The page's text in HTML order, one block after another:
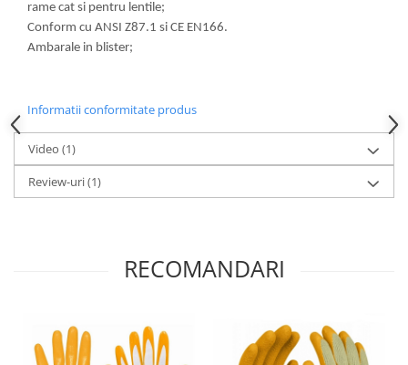
rame cat si pentru lentile;
Conform cu ANSI Z87.1 si CE EN166.
Ambarale in blister;
Informatii conformitate produs
Video (1)
Review-uri(1)
RECOMANDARI